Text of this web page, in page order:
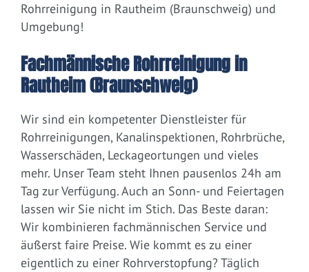
Rohrreinigung in Rautheim (Braunschweig) und
Umgebung!
Fachmännische Rohrreinigung in
Rautheim (Braunschweig)
Wir sind ein kompetenter Dienstleister für
Rohrreinigungen, Kanalinspektionen, Rohrbrüche,
Wasserschäden, Leckageortungen und vieles
mehr. Unser Team steht Ihnen pausenlos 24h am
Tag zur Verfügung. Auch an Sonn- und Feiertagen
lassen wir Sie nicht im Stich. Das Beste daran:
Wir kombinieren fachmännischen Service und
äußerst faire Preise. Wie kommt es zu einer
eigentlich zu einer Rohrverstopfung? Täglich